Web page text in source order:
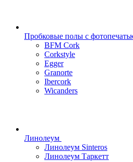
Пробковые полы с
BFM Cork
Corkstyle
Egger
Granorte
Ibercork
Wicanders
Линолеум
Линолеум Sinteros
Линолеум Таркетт